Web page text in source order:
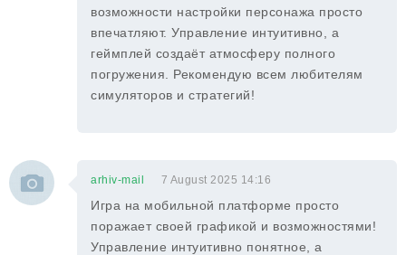
возможности настройки персонажа просто
впечатляют. Управление интуитивно, а
геймплей создаёт атмосферу полного
погружения. Рекомендую всем любителям
симуляторов и стратегий!
arhiv-mail 7 August 2025 14:16
Игра на мобильной платформе просто
поражает своей графикой и возможностями!
Управление интуитивно понятное, а